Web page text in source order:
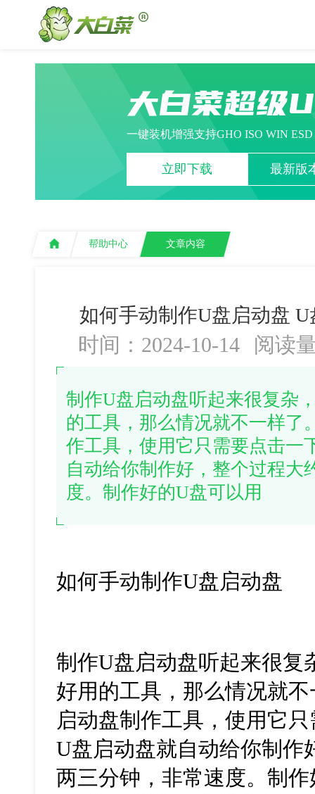
大白菜超级
一键装机增强支持GHO ISO WIN
立即下载 最新版
帮助中心 文章内容
如何手动制作U盘启动盘
时间：2024-10-14 阅读
制作U盘启动盘听起来很复杂
的工具，那么情况就不一样了
作工具，使用它只需要点击一
自动给你制作好，整个过程大
度。制作好的U盘可以用
如何手动制作U盘启动盘
制作U盘启动盘听起来很复
好用的工具，那么情况就
启动盘制作工具，使用它
U盘启动盘就自动给你制作
两三分钟，非常速度。制